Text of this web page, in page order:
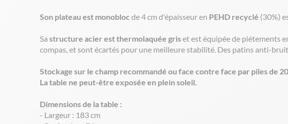
Son plateau est monobloc de 4 cm d'épaisseur en PEHD recyclé (30%)
Sa structure acier est thermolaquée griset est équipée de piétements
compas, et sont écartés pour une meilleure stabilité. Des patins anti-
Stockage sur le champ recommandé ou face contre face par piles de
La table ne peut-être exposée en plein soleil.
Dimensions de la table :
- Largeur : 183 cm